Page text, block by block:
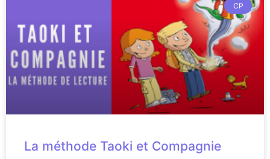
CP
La méthode Taoki et Compagnie